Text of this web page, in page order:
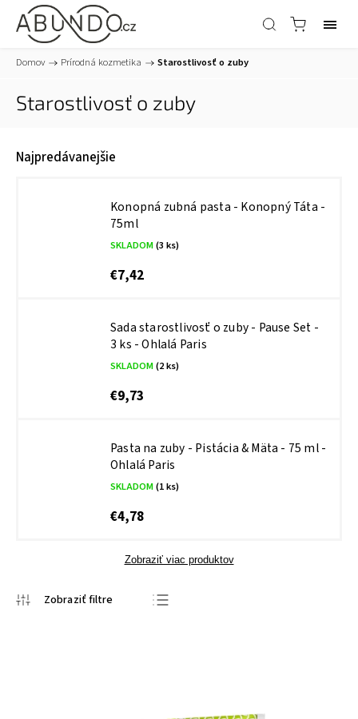
Domov / Prírodná kozmetika / Starostlivosť o zuby
Starostlivosť o zuby
Najpredávanejšie
Konopná zubná pasta - Konopný Táta -
75ml
SKLADOM(3 ks)
€7,42
Sada starostlivosť o zuby - Pause Set -
3 ks - Ohlalá Paris
SKLADOM(2 ks)
€9,73
Pasta na zuby - Pistácia & Mäta - 75 ml -
Ohlalá Paris
SKLADOM(1 ks)
€4,78
Zobraziť viac produktov